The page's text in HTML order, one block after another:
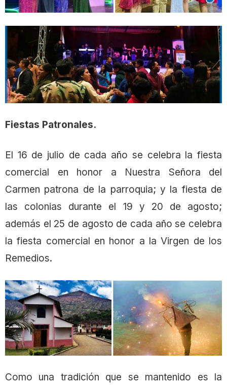
Fiestas Patronales.
El 16 de julio de cada año se celebra la fiesta
comercial en honor a Nuestra Señora del
Carmen patrona de la parroquia; y la fiesta de
las colonias durante el 19 y 20 de agosto;
además el 25 de agosto de cada año se celebra
la fiesta comercial en honor a la Virgen de los
Remedios.
Como una tradición que se mantenido es la